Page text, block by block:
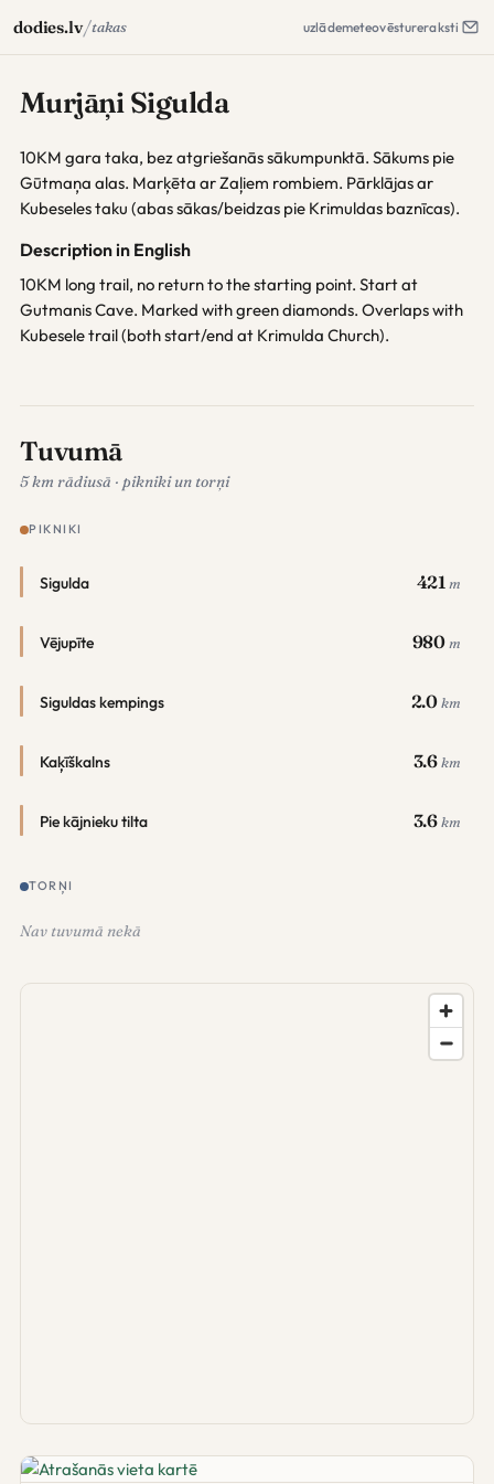
dodies.lv/takas uzlādemeteovēstureraksti
Murjāņi Sigulda
10KM gara taka, bez atgriešanās sākumpunktā. Sākums pie
Gūtmaņa alas. Marķēta ar Zaļiem rombiem. Pārklājas ar
Kubeseles taku (abas sākas/beidzas pie Krimuldas baznīcas).
Description in English
10KM long trail, no return to the starting point. Start at
Gutmanis Cave. Marked with green diamonds. Overlaps with
Kubesele trail (both start/end at Krimulda Church).
Tuvumā
5 km rādiusā · pikniki un torņi
PIKNIKI
Sigulda 421 m
Vējupīte 980 m
Siguldas kempings 2.0 km
Kaķīškalns 3.6 km
Pie kājnieku tilta 3.6 km
TORŅI
Nav tuvumā nekā